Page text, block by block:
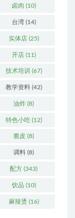
卤肉 (10)
台湾(14)
实体店(25)
开店(11)
技术培训 (67)
教学资料(42)
油炸 (8)
特色小吃(12)
脆皮 (8)
调料 (8)
配方 (343)
饮品 (10)
麻辣烫 (16)